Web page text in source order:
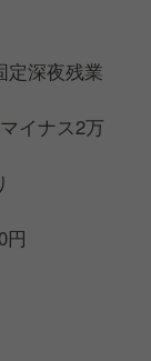
定深夜残業
イナス2万
円